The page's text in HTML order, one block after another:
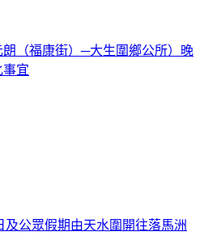
（福康街）─大生圍鄉公所）晚
事宜
公眾假期由天水圍開往落馬洲